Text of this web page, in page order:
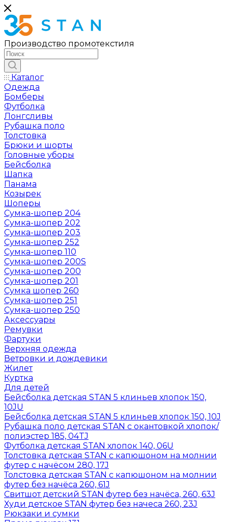
Производство промотекстиля
Каталог
Одежда
Бомберы
Футболка
Лонгсливы
Рубашка поло
Толстовка
Брюки и шорты
Головные уборы
Бейсболка
Шапка
Панама
Козырек
Шоперы
Сумка-шопер 204
Сумка-шопер 202
Сумка-шопер 203
Сумка-шопер 252
Сумка-шопер 110
Сумка-шопер 200S
Сумка-шопер 200
Сумка-шопер 201
Сумка шопер 260
Сумка-шопер 251
Сумка-шопер 250
Аксессуары
Ремувки
Фартуки
Верхняя одежда
Ветровки и дождевики
Жилет
Куртка
Для детей
Бейсболка детская STAN 5 клиньев хлопок 150,
10JU
Бейсболка детская STAN 5 клиньев хлопок 150, 10J
Рубашка поло детская STAN с окантовкой хлопок/
полиэстер 185, 04TJ
Футболка детская STAN хлопок 140, 06U
Толстовка детская STAN с капюшоном на молнии
футер с начёсом 280, 17J
Толстовка детская STAN с капюшоном на молнии
футер без начёса 260, 61J
Свитшот детский STAN футер без начёса, 260, 63J
Худи детское STAN футер без начеса 260, 23J
Рюкзаки и сумки